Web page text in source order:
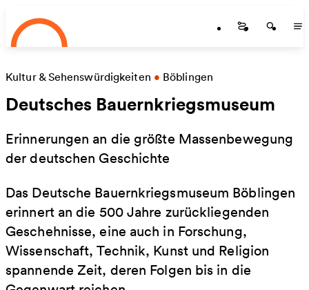
Zum Hauptinhalt springen
Startseite
Kultur & Sehenswürdigkeiten • Böblingen
Deutsches Bauernkriegsmuseum
Erinnerungen an die größte Massenbewegung
der deutschen Geschichte
Das Deutsche Bauernkriegsmuseum Böblingen
erinnert an die 500 Jahre zurückliegenden
Geschehnisse, eine auch in Forschung,
Wissenschaft, Technik, Kunst und Religion
spannende Zeit, deren Folgen bis in die